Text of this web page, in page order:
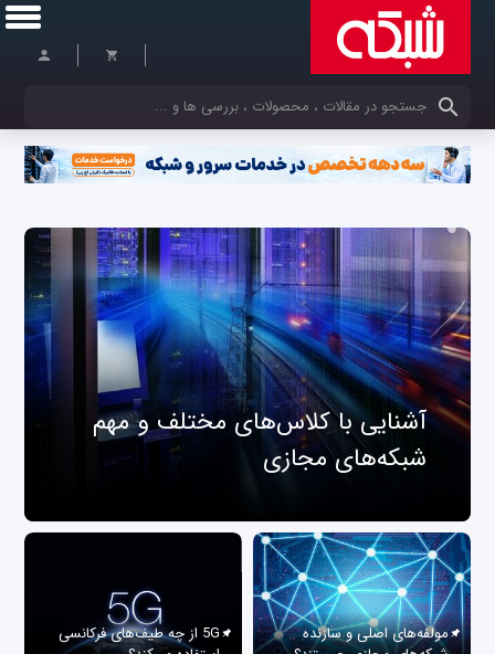
کلمات کلیدی خود را وارد کنید
آشنایی با کلاس‌های مختلف و مهم
شبکه‌های مجازی
مولفه‌های اصلی و سازنده
5G از چه طیف‌های فرکانسی